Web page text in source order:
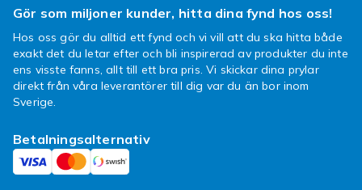
Från stort till litet
I över hundra år har företaget Samsonite
funnits på marknaden och sakta jobbat sig
uppåt till tronen som världens största
stora väskor som tål regn och rusk, stötar och
slag till små och nätta necessärer som gör
resan och badrumsvistelsen lite trevligare. När
Gör som miljoner kunder, hitta dina fynd hos oss!
Hos oss gör du alltid ett fynd och vi vill att du ska hitta både
exakt det du letar efter och bli inspirerad av produkter du inte
ens visste fanns, allt till ett bra pris. Vi skickar dina prylar
direkt från våra leverantörer till dig var du än bor inom
Sverige.
Betalningsalternativ